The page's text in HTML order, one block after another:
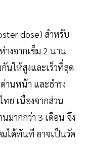
dose) สำหรับ
งจากเข็ม 2 นาน
นให้สูงและเร็วที่สุด
นหน้า และธำรง
ทย เนื่องจากส่วน
มากกว่า 3 เดือน จึง
มได้ทันที อาจเป็นวัค